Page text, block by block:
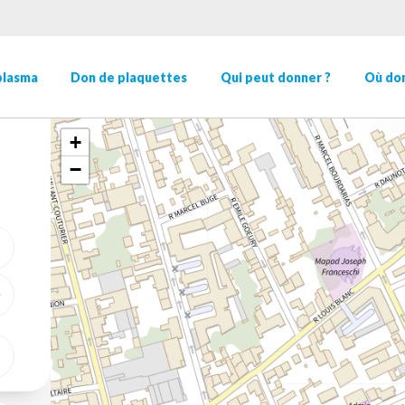
Don de plaquettes Qui peut donner ? Où
GÉOLOCALISER
+
−